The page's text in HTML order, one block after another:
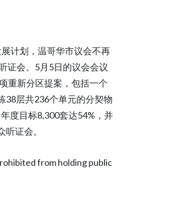
计划，温哥华市议会不再
证会。5月5日的议会会议
重新分区提案，包括一个
38层共236个单元的分契物
度目标8,300套达54%，并
证会。
from holding public